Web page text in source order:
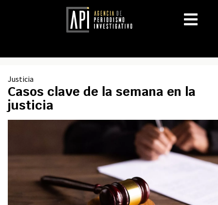
Justicia
Casos clave de la semana en la
justicia